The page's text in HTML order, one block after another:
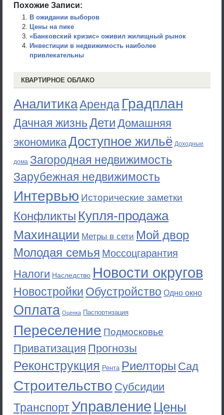
Похожие Записи:
В ожидании выборов
Цены на пике
«Банковский кризис» оживил жилищный рынок
Инвестиции в недвижимость наиболее
привлекательны
КВАРТИРНОЕ ОБЛАКО
АналитикаАренда Градплан
Дачная жизньДети Домашняя
экономикаДоступное жильё Доходные
дома Загородная недвижимость
Зарубежная недвижимость
Интервью Исторические заметки
Конфликты Купля-продажа
Махинации Метры в сети Мой двор
Молодая семья Моссоцгарантия
Налоги Наследство Новости округов
Новостройки Обустройство Одно окно
Оплата Оценка Паспортизация
Переселение Подмосковье
Приватизация Прогнозы
Реконструкция Рента Риелторы Сад
Строительство Субсидии
ТранспортУправление Цены